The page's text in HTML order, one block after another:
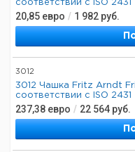
соответствии с ISO 2431
20,85 евро / 1 982 руб.
3012
3012 Чашка Fritz Arndt
соответствии с ISO 2431
237,38 евро / 22 564 руб.